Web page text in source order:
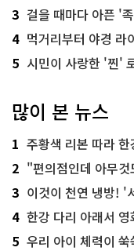
3 걸을 때마다 아픈 '족
4 먹거리부터 야경
5 시민이 사랑한 '찐' 로
많이 본 뉴스
1 주황색 리본 따라 한강
2 "편의점인데 아무것도
3 이것이 천연 냉방! '
4 한강 다리 아래서
5 우리 아이 체력이